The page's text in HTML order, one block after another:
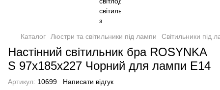
Каталог Люстри та світильники під лампи Світильники під
Настінний світильник бра ROSYNKA
S 97x185x227 Чорний для лампи Е14
Артикул: 10699 Написати відгук